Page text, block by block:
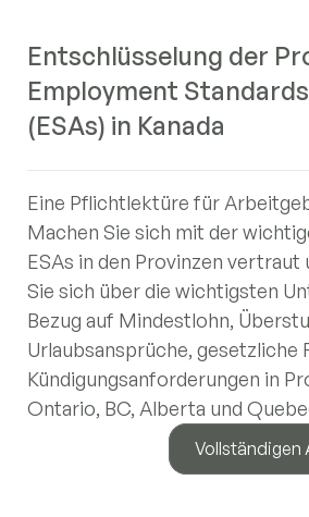
Entschlüsselung der
Employment
(ESAs) in Kanada
Eine Pflichtlektüre für
Machen Sie sich mit der
ESAs in den Provinzen
Sie sich über die wichtigsten
Bezug auf Mindestlohn,
Urlaubsansprüche, gesetzliche
Kündigungsanforderungen in
Ontario, BC, Alberta und
Vollständigen